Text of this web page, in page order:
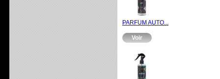
PARFUM AUTO...
Voir